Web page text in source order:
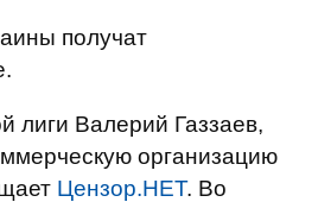
получат
лиги Валерий Газзаев,
организацию
Цензор.НЕТ. Во